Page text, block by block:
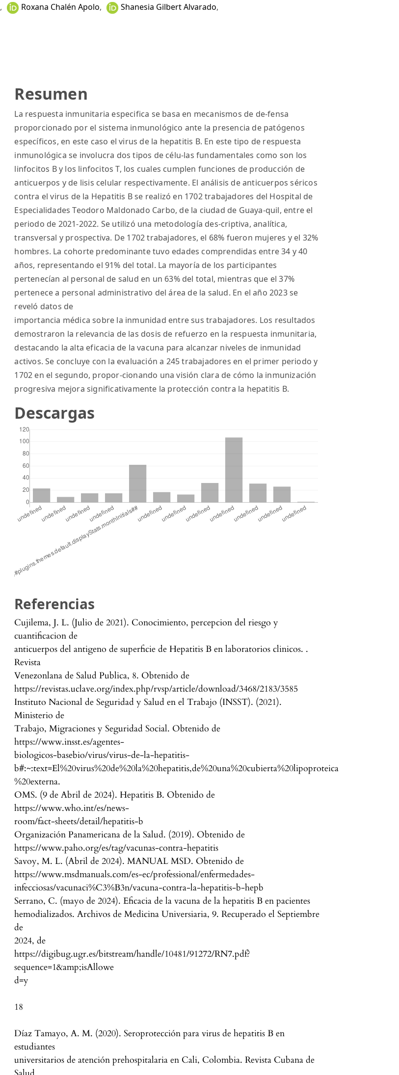
, Roxana Chalén Apolo, Shanesia Gilbert Alvarado,
Resumen
La respuesta inmunitaria especifica se basa en mecanismos de de-fensa
proporcionado por el sistema inmunológico ante la presencia de patógenos
específicos, en este caso el virus de la hepatitis B. En este tipo de respuesta
inmunológica se involucra dos tipos de célu-las fundamentales como son los
linfocitos B y los linfocitos T, los cuales cumplen funciones de producción de
anticuerpos y de lisis celular respectivamente. El análisis de anticuerpos séricos
contra el virus de la Hepatitis B se realizó en 1702 trabajadores del Hospital de
Especialidades Teodoro Maldonado Carbo, de la ciudad de Guaya-quil, entre el
periodo de 2021-2022. Se utilizó una metodología des-criptiva, analítica,
transversal y prospectiva. De 1702 trabajadores, el 68% fueron mujeres y el 32%
hombres. La cohorte predominante tuvo edades comprendidas entre 34 y 40
años, representando el 91% del total. La mayoría de los participantes
pertenecían al personal de salud en un 63% del total, mientras que el 37%
pertenece a personal administrativo del área de la salud. En el año 2023 se
reveló datos de
importancia médica sobre la inmunidad entre sus trabajadores. Los resultados
demostraron la relevancia de las dosis de refuerzo en la respuesta inmunitaria,
destacando la alta eficacia de la vacuna para alcanzar niveles de inmunidad
activos. Se concluye con la evaluación a 245 trabajadores en el primer periodo y
1702 en el segundo, propor-cionando una visión clara de cómo la inmunización
progresiva mejora significativamente la protección contra la hepatitis B.
Descargas
Referencias
Cujilema, J. L. (Julio de 2021). Conocimiento, percepcion del riesgo y
cuantificacion de
anticuerpos del antigeno de superficie de Hepatitis B en laboratorios clinicos. .
Revista
Venezonlana de Salud Publica, 8. Obtenido de
https://revistas.uclave.org/index.php/rvsp/article/download/3468/2183/3585
Instituto Nacional de Seguridad y Salud en el Trabajo (INSST). (2021).
Ministerio de
Trabajo, Migraciones y Seguridad Social. Obtenido de
https://www.insst.es/agentes-
biologicos-basebio/virus/virus-de-la-hepatitis-
b#:~:text=El%20virus%20de%20la%20hepatitis,de%20una%20cubierta%20lipoproteica
%20externa.
OMS. (9 de Abril de 2024). Hepatitis B. Obtenido de
https://www.who.int/es/news-
room/fact-sheets/detail/hepatitis-b
Organización Panamericana de la Salud. (2019). Obtenido de
https://www.paho.org/es/tag/vacunas-contra-hepatitis
Savoy, M. L. (Abril de 2024). MANUAL MSD. Obtenido de
https://www.msdmanuals.com/es-ec/professional/enfermedades-
infecciosas/vacunaci%C3%B3n/vacuna-contra-la-hepatitis-b-hepb
Serrano, C. (mayo de 2024). Eficacia de la vacuna de la hepatitis B en pacientes
hemodializados. Archivos de Medicina Universiaria, 9. Recuperado el Septiembre
de
2024, de
https://digibug.ugr.es/bitstream/handle/10481/91272/RN7.pdf?
sequence=1&amp;isAllowe
d=y
18
Díaz Tamayo, A. M. (2020). Seroprotección para virus de hepatitis B en
estudiantes
universitarios de atención prehospitalaria en Cali, Colombia. Revista Cubana de